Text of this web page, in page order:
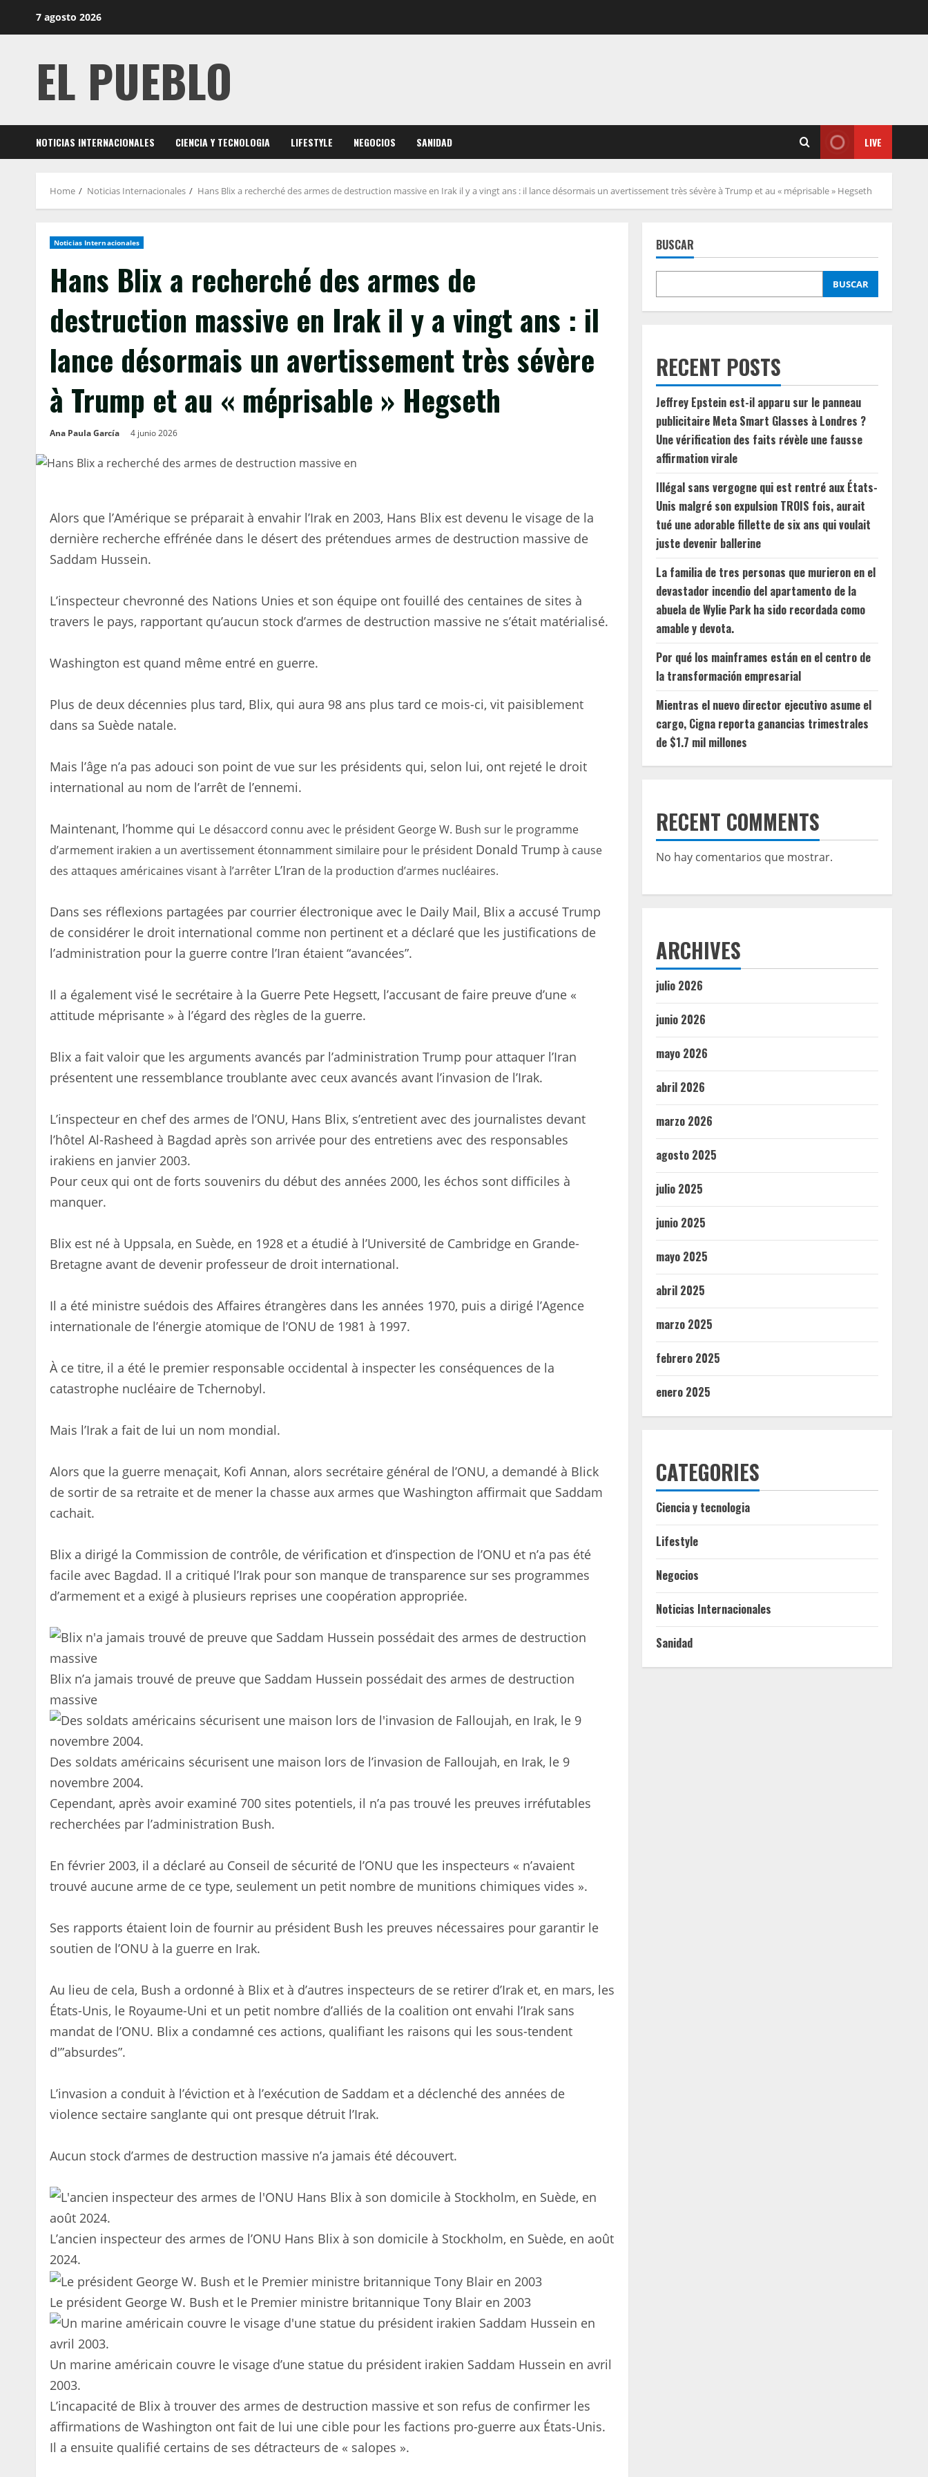
7 agosto 2026
EL PUEBLO
NOTICIAS INTERNACIONALES CIENCIA Y TECNOLOGIA LIFESTYLE NEGOCIOS SANIDAD LIVE
Home Noticias Internacionales Hans Blix a recherché des armes de destruction massive en Irak il y a vingt ans : il lance désormais un avertissement très sévère à Trump et au « méprisable » Hegseth
Noticias Internacionales
Hans Blix a recherché des armes de
destruction massive en Irak il y a vingt ans : il
lance désormais un avertissement très sévère
à Trump et au « méprisable » Hegseth
Ana Paula García 4 junio 2026
Alors que l’Amérique se préparait à envahir l’Irak en 2003, Hans Blix est devenu le visage de la
dernière recherche effrénée dans le désert des prétendues armes de destruction massive de
Saddam Hussein.
L’inspecteur chevronné des Nations Unies et son équipe ont fouillé des centaines de sites à
travers le pays, rapportant qu’aucun stock d’armes de destruction massive ne s’était matérialisé.
Washington est quand même entré en guerre.
Plus de deux décennies plus tard, Blix, qui aura 98 ans plus tard ce mois-ci, vit paisiblement
dans sa Suède natale.
Mais l’âge n’a pas adouci son point de vue sur les présidents qui, selon lui, ont rejeté le droit
international au nom de l’arrêt de l’ennemi.
Maintenant, l’homme qui Le désaccord connu avec le président George W. Bush sur le programme
d’armement irakien a un avertissement étonnamment similaire pour le président Donald Trump à cause
des attaques américaines visant à l’arrêter L’Iran de la production d’armes nucléaires.
Dans ses réflexions partagées par courrier électronique avec le Daily Mail, Blix a accusé Trump
de considérer le droit international comme non pertinent et a déclaré que les justifications de
l’administration pour la guerre contre l’Iran étaient “avancées”.
Il a également visé le secrétaire à la Guerre Pete Hegsett, l’accusant de faire preuve d’une «
attitude méprisante » à l’égard des règles de la guerre.
Blix a fait valoir que les arguments avancés par l’administration Trump pour attaquer l’Iran
présentent une ressemblance troublante avec ceux avancés avant l’invasion de l’Irak.
L’inspecteur en chef des armes de l’ONU, Hans Blix, s’entretient avec des journalistes devant
l’hôtel Al-Rasheed à Bagdad après son arrivée pour des entretiens avec des responsables
irakiens en janvier 2003.
Pour ceux qui ont de forts souvenirs du début des années 2000, les échos sont difficiles à
manquer.
Blix est né à Uppsala, en Suède, en 1928 et a étudié à l’Université de Cambridge en Grande-
Bretagne avant de devenir professeur de droit international.
Il a été ministre suédois des Affaires étrangères dans les années 1970, puis a dirigé l’Agence
internationale de l’énergie atomique de l’ONU de 1981 à 1997.
À ce titre, il a été le premier responsable occidental à inspecter les conséquences de la
catastrophe nucléaire de Tchernobyl.
Mais l’Irak a fait de lui un nom mondial.
Alors que la guerre menaçait, Kofi Annan, alors secrétaire général de l’ONU, a demandé à Blick
de sortir de sa retraite et de mener la chasse aux armes que Washington affirmait que Saddam
cachait.
Blix a dirigé la Commission de contrôle, de vérification et d’inspection de l’ONU et n’a pas été
facile avec Bagdad. Il a critiqué l’Irak pour son manque de transparence sur ses programmes
d’armement et a exigé à plusieurs reprises une coopération appropriée.
Blix n’a jamais trouvé de preuve que Saddam Hussein possédait des armes de destruction
massive
Des soldats américains sécurisent une maison lors de l’invasion de Falloujah, en Irak, le 9
novembre 2004.
Cependant, après avoir examiné 700 sites potentiels, il n’a pas trouvé les preuves irréfutables
recherchées par l’administration Bush.
En février 2003, il a déclaré au Conseil de sécurité de l’ONU que les inspecteurs « n’avaient
trouvé aucune arme de ce type, seulement un petit nombre de munitions chimiques vides ».
Ses rapports étaient loin de fournir au président Bush les preuves nécessaires pour garantir le
soutien de l’ONU à la guerre en Irak.
Au lieu de cela, Bush a ordonné à Blix et à d’autres inspecteurs de se retirer d’Irak et, en mars, les
États-Unis, le Royaume-Uni et un petit nombre d’alliés de la coalition ont envahi l’Irak sans
mandat de l’ONU. Blix a condamné ces actions, qualifiant les raisons qui les sous-tendent
d'”absurdes”.
L’invasion a conduit à l’éviction et à l’exécution de Saddam et a déclenché des années de
violence sectaire sanglante qui ont presque détruit l’Irak.
Aucun stock d’armes de destruction massive n’a jamais été découvert.
L’ancien inspecteur des armes de l’ONU Hans Blix à son domicile à Stockholm, en Suède, en août
2024.
Le président George W. Bush et le Premier ministre britannique Tony Blair en 2003
Un marine américain couvre le visage d’une statue du président irakien Saddam Hussein en avril
2003.
L’incapacité de Blix à trouver des armes de destruction massive et son refus de confirmer les
affirmations de Washington ont fait de lui une cible pour les factions pro-guerre aux États-Unis.
Il a ensuite qualifié certains de ses détracteurs de « salopes ».
BUSCAR
BUSCAR
RECENT POSTS
Jeffrey Epstein est-il apparu sur le panneau
publicitaire Meta Smart Glasses à Londres ?
Une vérification des faits révèle une fausse
affirmation virale
Illégal sans vergogne qui est rentré aux États-
Unis malgré son expulsion TROIS fois, aurait
tué une adorable fillette de six ans qui voulait
juste devenir ballerine
La familia de tres personas que murieron en el
devastador incendio del apartamento de la
abuela de Wylie Park ha sido recordada como
amable y devota.
Por qué los mainframes están en el centro de
la transformación empresarial
Mientras el nuevo director ejecutivo asume el
cargo, Cigna reporta ganancias trimestrales
de $1.7 mil millones
RECENT COMMENTS
No hay comentarios que mostrar.
ARCHIVES
julio 2026
junio 2026
mayo 2026
abril 2026
marzo 2026
agosto 2025
julio 2025
junio 2025
mayo 2025
abril 2025
marzo 2025
febrero 2025
enero 2025
CATEGORIES
Ciencia y tecnologia
Lifestyle
Negocios
Noticias Internacionales
Sanidad